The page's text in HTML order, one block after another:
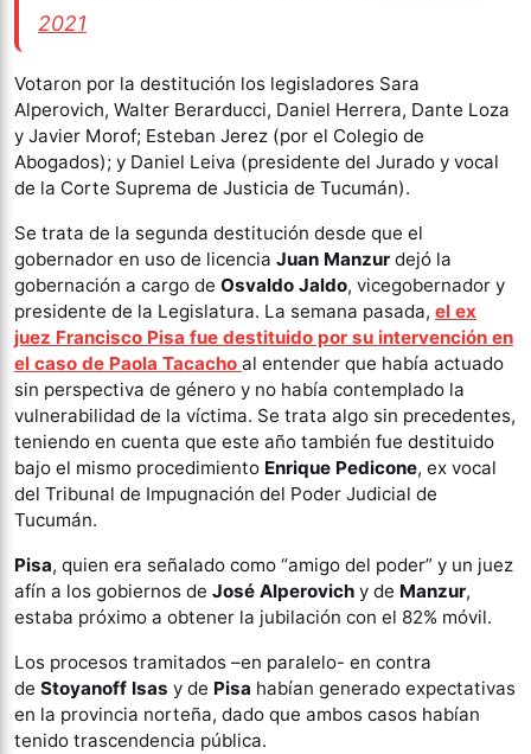
2021
Votaron por la destitución los legisladores Sara
Alperovich, Walter Berarducci, Daniel Herrera, Dante Loza
y Javier Morof; Esteban Jerez (por el Colegio de
Abogados); y Daniel Leiva (presidente del Jurado y vocal
de la Corte Suprema de Justicia de Tucumán).
Se trata de la segunda destitución desde que el
gobernador en uso de licencia Juan Manzur dejó la
gobernación a cargo de Osvaldo Jaldo, vicegobernador y
presidente de la Legislatura. La semana pasada, el ex
juez Francisco Pisa fue destituido por su intervención en
el caso de Paola Tacacho al entender que había actuado
sin perspectiva de género y no había contemplado la
vulnerabilidad de la víctima. Se trata algo sin precedentes,
teniendo en cuenta que este año también fue destituido
bajo el mismo procedimiento Enrique Pedicone, ex vocal
del Tribunal de Impugnación del Poder Judicial de
Tucumán.
Pisa, quien era señalado como “amigo del poder” y un juez
afín a los gobiernos de José Alperovich y de Manzur,
estaba próximo a obtener la jubilación con el 82% móvil.
Los procesos tramitados –en paralelo- en contra
de Stoyanoff Isas y de Pisa habían generado expectativas
en la provincia norteña, dado que ambos casos habían
tenido trascendencia pública.